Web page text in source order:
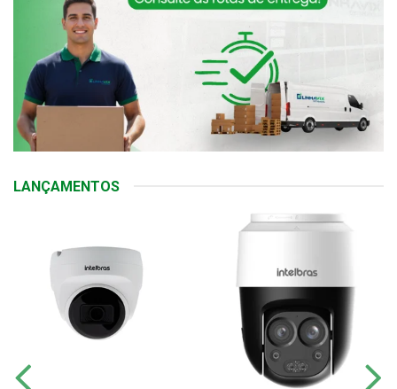
LANÇAMENTOS